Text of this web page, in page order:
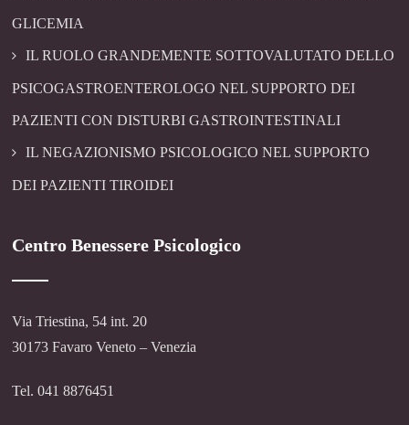
GLICEMIA
IL RUOLO GRANDEMENTE SOTTOVALUTATO DELLO
PSICOGASTROENTEROLOGO NEL SUPPORTO DEI
PAZIENTI CON DISTURBI GASTROINTESTINALI
IL NEGAZIONISMO PSICOLOGICO NEL SUPPORTO
DEI PAZIENTI TIROIDEI
Centro Benessere Psicologico
Via Triestina, 54 int. 20
30173 Favaro Veneto – Venezia
Tel. 041 8876451